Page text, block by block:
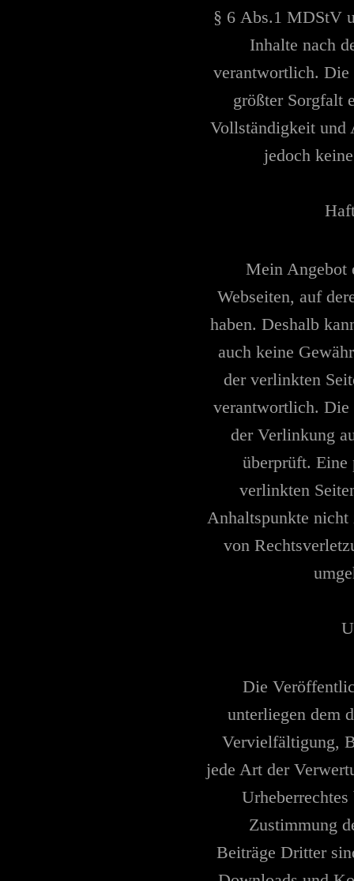
§ 6 Abs.1 MDStV
Inhalte nach
verantwortlich. Die
größter Sorgfalt
Vollständigkeit und
jedoch
Mein Angebot
Webseiten, auf
haben. Deshalb
auch keine
der verlinkten
verantwortlich. Die
der Verlinkung
überprüft. Eine
verlinkten
Anhaltspunkte nicht
von
Die
unterliegen dem
Vervielfältigung,
jede Art der
Zustimmung
Beiträge Dritter